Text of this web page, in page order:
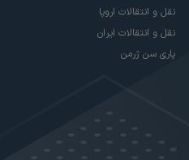
نقل و انتقالات اروپا
نقل و انتقالات ایران
پاری سن ژرمن